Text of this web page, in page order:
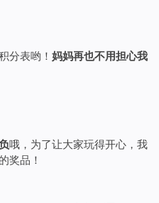
分表哟！ 妈妈再也不用担心我
哦，为了让大家玩得开心，我
奖品！